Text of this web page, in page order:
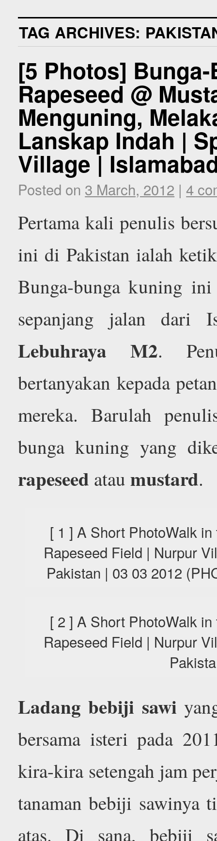
TAG ARCHIVES:
[5 Photos]
Rapeseed @
Menguning,
Lanskap Indah |
Village |
Posted on 3 March, 2012 | 4
Pertama kali penulis
ini di Pakistan ialah
Bunga-bunga kuning
sepanjang jalan dari
Lebuhraya M2.
bertanyakan kepada
mereka. Barulah
bunga kuning yang
rapeseed ataumustard.
[ 1 ] A Short PhotoWalk
Rapeseed Field | Nurpur
Pakistan | 03 03 2012
[ 2 ] A Short PhotoWalk
Rapeseed Field | Nurpur
Ladang bebiji sawi
bersama isteri pada
kira-kira setengah jam
tanaman bebiji sawinya
atas. Di sana, bebiji